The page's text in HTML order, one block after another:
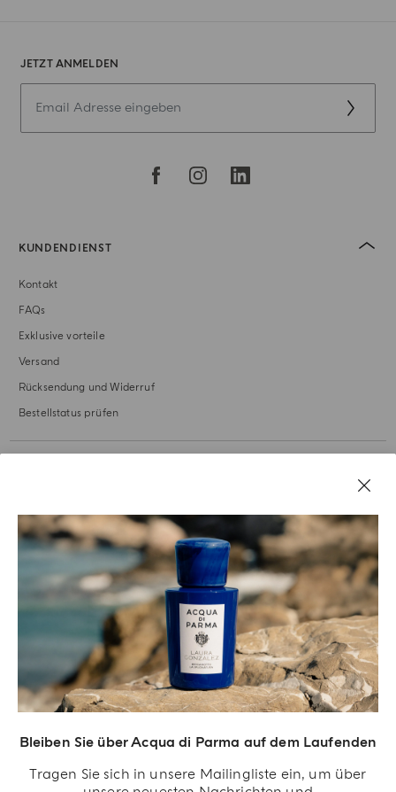
Bleiben Sie über Acqua di Parma auf dem Laufenden
Tragen Sie sich in unsere Mailingliste ein, um über
JETZT ANMELDEN
KUNDENDIENST
Kontakt
FAQs
Exklusive vorteile
Versand
Rücksendung und Widerruf
Bestellstatus prüfen